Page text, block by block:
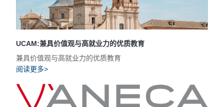
UCAM:兼具价值观与高就业力的优质教育
兼具价值观与高就业力的优质教育
阅读更多>